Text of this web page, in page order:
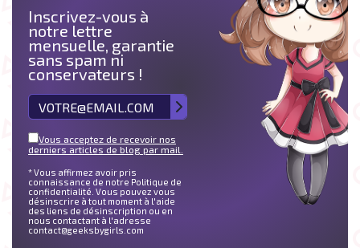
Inscrivez-vous à
notre lettre
mensuelle, garantie
sans spam ni
conservateurs !
Vous acceptez de recevoir nos
derniers articles de blog par mail.
* Vous affirmez avoir pris
connaissance de notre Politique de
confidentialité. Vous pouvez vous
désinscrire à tout moment à l'aide
des liens de désinscription ou en
nous contactant à l'adresse
contact@geeksbygirls.com